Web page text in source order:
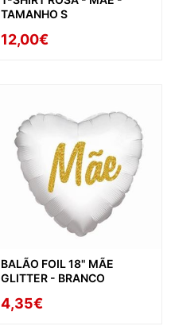
TAMANHO S
12,00€
BALÃO FOIL 18" MÃE
GLITTER - BRANCO
4,35€